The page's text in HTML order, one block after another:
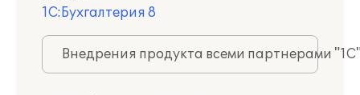
1С:Бухгалтерия 8
Внедрения продукта всеми партнерами